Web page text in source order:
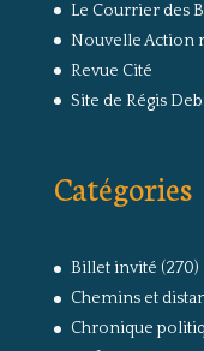
Le Courrier des
Nouvelle Action
Revue Cité
Site de Régis
Catégories
Billet invité (270)
Chemins et
Chronique